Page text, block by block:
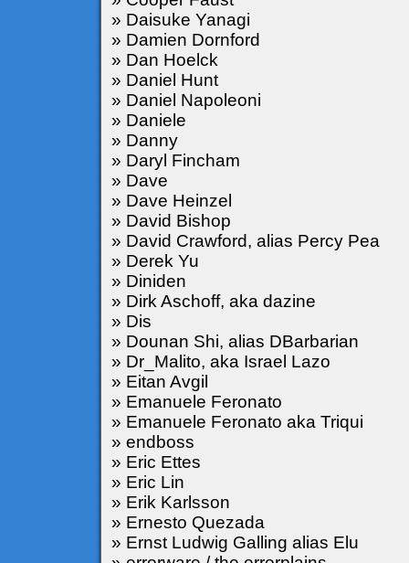
» Daisuke Yanagi
» Damien Dornford
» Dan Hoelck
» Daniel Hunt
» Daniel Napoleoni
» Daniele
» Danny
» Daryl Fincham
» Dave
» Dave Heinzel
» David Bishop
» David Crawford, alias Percy Pea
» Derek Yu
» Diniden
» Dirk Aschoff, aka dazine
» Dis
» Dounan Shi, alias DBarbarian
» Dr_Malito, aka Israel Lazo
» Eitan Avgil
» Emanuele Feronato
» Emanuele Feronato aka Triqui
» endboss
» Eric Ettes
» Eric Lin
» Erik Karlsson
» Ernesto Quezada
» Ernst Ludwig Galling alias Elu